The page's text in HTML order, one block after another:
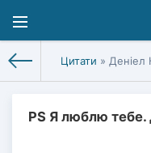
Цитати » Деніел
PS Я люблю тебе.